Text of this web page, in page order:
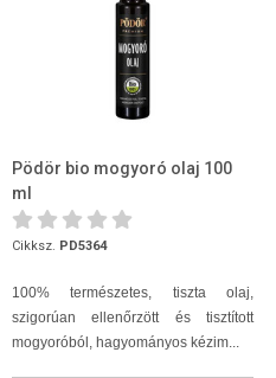
Pödör bio mogyoró olaj 100
ml
Cikksz. PD5364
100% természetes, tiszta olaj,
szigorúan ellenőrzött és tisztított
mogyoróból, hagyományos kézim...